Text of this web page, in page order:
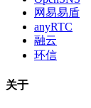
网易易盾
anyRTC
融云
环信
关于